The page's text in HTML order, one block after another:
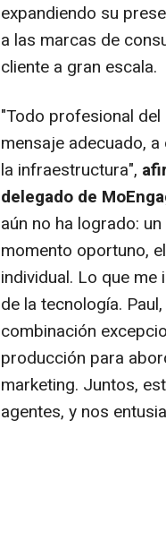
expandiendo su
a las marcas de
cliente a gran escala.
"Todo profesional
mensaje adecuado,
la infraestructura",
delegado de
aún no ha logrado:
momento oportuno,
individual. Lo que
de la tecnología.
combinación
producción para
marketing. Juntos,
agentes, y nos